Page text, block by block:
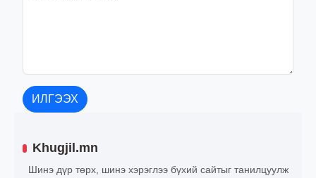
ИЛГЭЭХ
Khugjil.mn
Шинэ дүр төрх, шинэ хэрэглээ бүхий сайтыг танилцуулж